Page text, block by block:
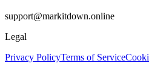
support@markitdown.online
Legal
Privacy PolicyTerms of Service